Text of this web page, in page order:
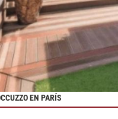
EN PARÍS